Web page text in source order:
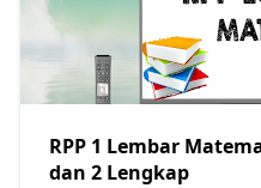
RPP 1 Lembar
dan 2 Lengkap